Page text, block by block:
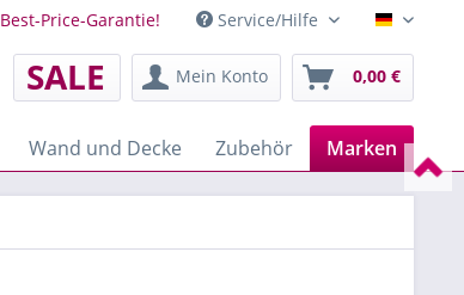
Best-Price-Garantie! Service/Hilfe Deutsch
SALE Mein Konto 0,00 €
Wand und Decke Zubehör Marken